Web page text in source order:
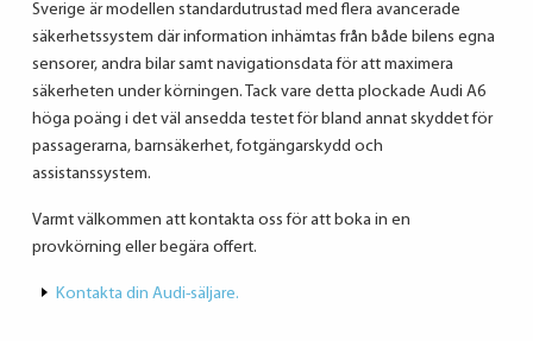
Sverige är modellen standardutrustad med flera avancerade
säkerhetssystem där information inhämtas från både bilens egna
sensorer, andra bilar samt navigationsdata för att maximera
säkerheten under körningen. Tack vare detta plockade Audi A6
höga poäng i det väl ansedda testet för bland annat skyddet för
passagerarna, barnsäkerhet, fotgängarskydd och
assistanssystem.
Varmt välkommen att kontakta oss för att boka in en
provkörning eller begära offert.
Kontakta din Audi-säljare.